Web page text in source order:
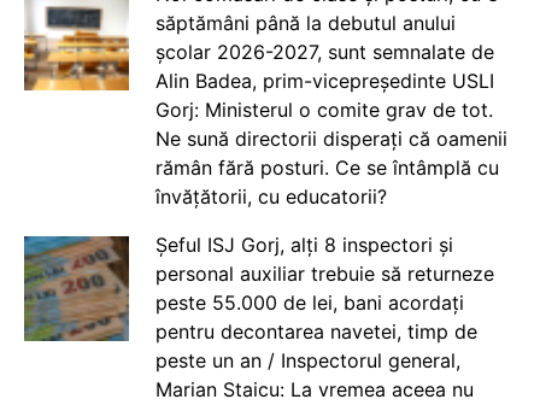
săptămâni până la debutul anului
școlar 2026-2027, sunt semnalate de
Alin Badea, prim-vicepreședinte USLI
Gorj: Ministerul o comite grav de tot.
Ne sună directorii disperați că oamenii
rămân fără posturi. Ce se întâmplă cu
învățătorii, cu educatorii?
Șeful ISJ Gorj, alți 8 inspectori și
personal auxiliar trebuie să returneze
peste 55.000 de lei, bani acordați
pentru decontarea navetei, timp de
peste un an / Inspectorul general,
Marian Staicu: La vremea aceea nu